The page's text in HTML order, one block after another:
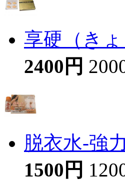
享硬（きょ
2400円
脱衣水-強
1500円